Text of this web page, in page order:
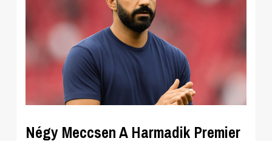
Négy Meccsen A Harmadik Premier